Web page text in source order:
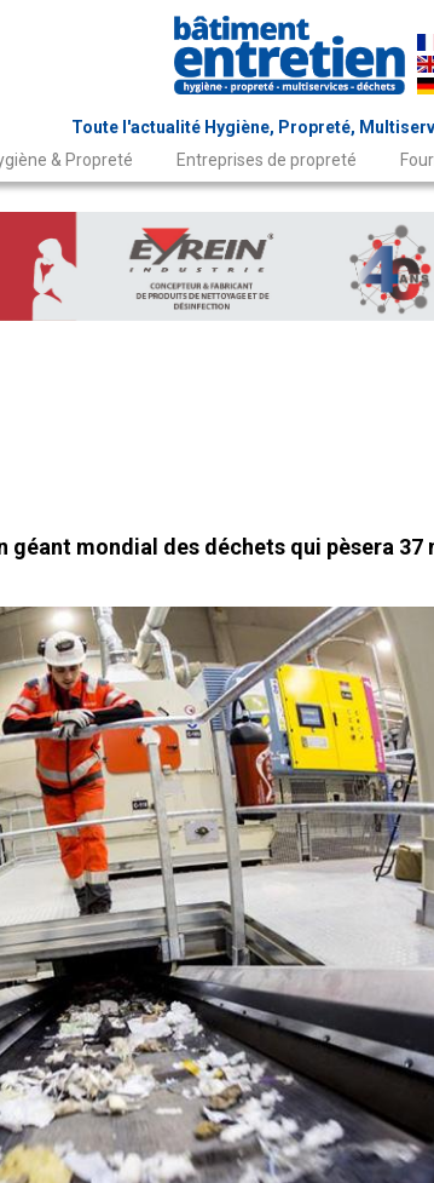
Toute l'actualité Hygiène, Propreté,
& Propreté Entreprises de propreté
mondial des déchets qui pèsera 37